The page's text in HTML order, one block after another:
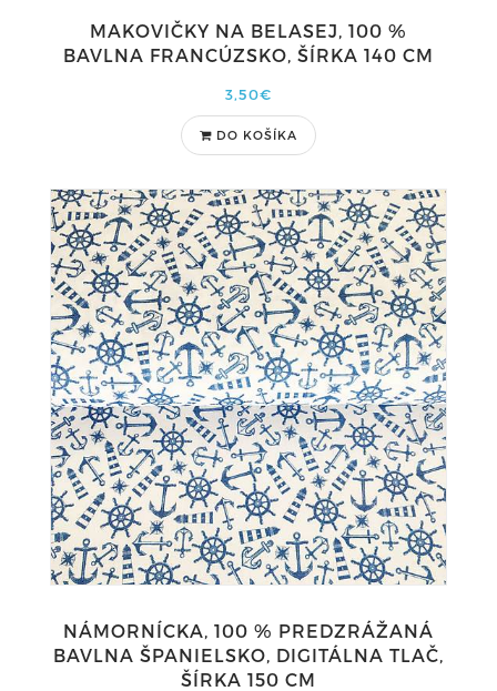
MAKOVIČKY NA BELASEJ, 100 %
BAVLNA FRANCÚZSKO, ŠÍRKA 140 CM
3,50€
DO KOŠÍKA
NÁMORNÍCKA, 100 % PREDZRÁŽANÁ
BAVLNA ŠPANIELSKO, DIGITÁLNA TLAČ,
ŠÍRKA 150 CM